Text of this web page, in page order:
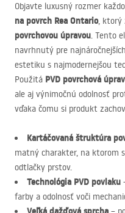
Objavte luxusný rozmer
na povrch Rea Ontario, ktorý
povrchovou úpravou. Tento
navrhnutý pre
estetiku s najmodernejšou
Použitá PVD povrchová
ale aj výnimočnú odolnosť
vďaka čomu si produkt
Kartáčovaná štruktúra
matný charakter, na ktorom
odtlačky prstov.
Technológia PVD povlaku
farby a odolnosť voči